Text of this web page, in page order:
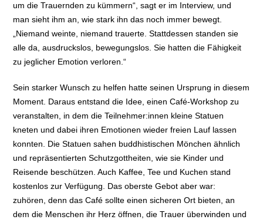
um die Trauernden zu kümmern“, sagt er im Interview, und
man sieht ihm an, wie stark ihn das noch immer bewegt.
„Niemand weinte, niemand trauerte. Stattdessen standen sie
alle da, ausdruckslos, bewegungslos. Sie hatten die Fähigkeit
zu jeglicher Emotion verloren.“
Sein starker Wunsch zu helfen hatte seinen Ursprung in diesem
Moment. Daraus entstand die Idee, einen Café-Workshop zu
veranstalten, in dem die Teilnehmer:innen kleine Statuen
kneten und dabei ihren Emotionen wieder freien Lauf lassen
konnten. Die Statuen sahen buddhistischen Mönchen ähnlich
und repräsentierten Schutzgottheiten, wie sie Kinder und
Reisende beschützen. Auch Kaffee, Tee und Kuchen stand
kostenlos zur Verfügung. Das oberste Gebot aber war:
zuhören, denn das Café sollte einen sicheren Ort bieten, an
dem die Menschen ihr Herz öffnen, die Trauer überwinden und